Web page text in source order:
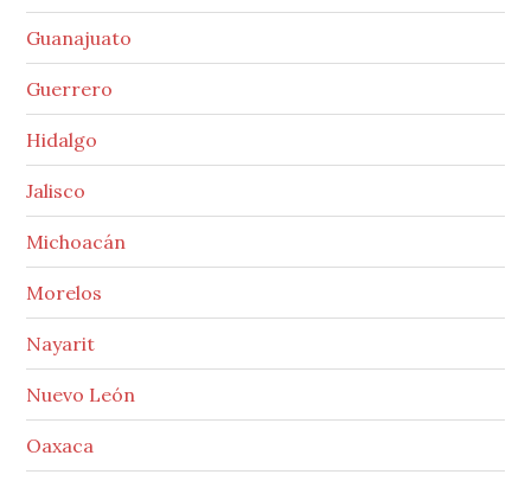
Guanajuato
Guerrero
Hidalgo
Jalisco
Michoacán
Morelos
Nayarit
Nuevo León
Oaxaca